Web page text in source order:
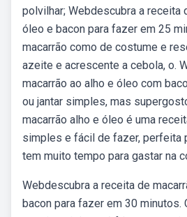
polvilhar; Webdescubra a receita
óleo e bacon para fazer em 25
macarrão como de costume e
azeite e acrescente a cebola, o.
macarrão ao alho e óleo com
ou jantar simples, mas
macarrão alho e óleo é uma
simples e fácil de fazer, perfeita
tem muito tempo para gastar na
Webdescubra a receita de
bacon para fazer em 30 minutos.